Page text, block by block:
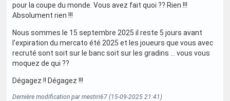
pour la coupe du monde. Vous avez fait quoi ?? Rien !!!
Absolument rien !!!
Nous sommes le 15 septembre 2025 il reste 5 jours avant
l’expiration du mercato été 2025 et les joueurs que vous avec
recruté sont soit sur le banc soit sur les gradins … vous vous
moquez de qui ??
Dégagez !! Dégagez !!!
Dernière modification par mestiri67 (15-09-2025 21:41)